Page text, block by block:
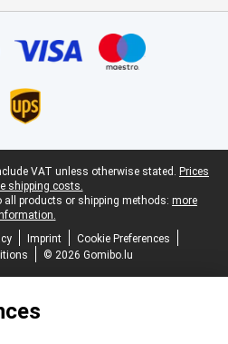
VAT unless otherwise stated. Prices
shipping costs.
all products or shipping methods: more
Imprint
Cookie Preferences
© 2026 Gomibo.lu